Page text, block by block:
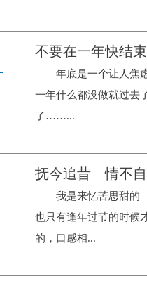
不要在一年快结
年底是一个让人焦虑
一年什么都没做就过去
了……...
抚今追昔 情不
我是来忆苦思甜的
也只有逢年过节的时候
的，口感相...